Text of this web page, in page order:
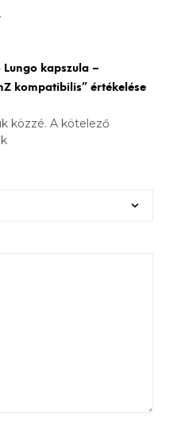
kapszula –
kompatibilis” értékelése
közzé. A kötelező